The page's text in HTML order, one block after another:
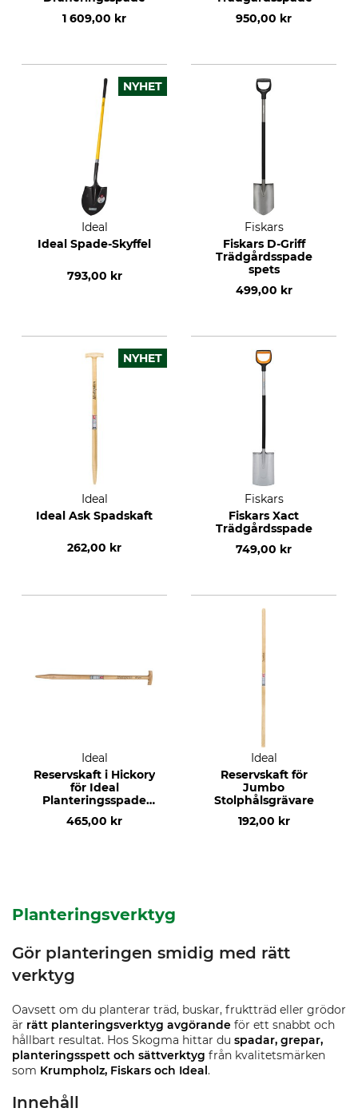
1 609,00 kr
950,00 kr
NYHET
Ideal
Ideal Spade-Skyffel
793,00 kr
Fiskars
Fiskars D-Griff
Trädgårdsspade
spets
499,00 kr
NYHET
Ideal
Ideal Ask Spadskaft
262,00 kr
Fiskars
Fiskars Xact
Trädgårdsspade
749,00 kr
Ideal
Reservskaft i Hickory
för Ideal
Planteringsspade
Plantskolespade
465,00 kr
Ideal
Reservskaft för
Jumbo
Stolphålsgrävare
192,00 kr
Planteringsverktyg
Gör planteringen smidig med rätt
verktyg
Oavsett om du planterar träd, buskar, fruktträd eller grödor
är rätt planteringsverktyg avgörande för ett snabbt och
hållbart resultat. Hos Skogma hittar du spadar, grepar,
planteringsspett och sättverktyg från kvalitetsmärken
som Krumpholz, Fiskars och Ideal.
Innehåll